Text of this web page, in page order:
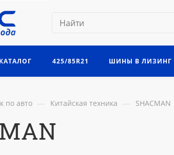
КАТАЛОГ 425/85R21 ШИНЫ В ЛИЗИНГ
по авто — Китайская техника — SHACMAN